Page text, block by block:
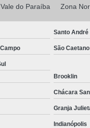
Vale do Paraíba Zona
Santo André
São Caetano
Brooklin
Chácara
Granja
Indianópolis